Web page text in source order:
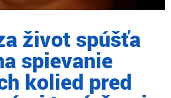
život spúšťa
spievanie
kolied pred